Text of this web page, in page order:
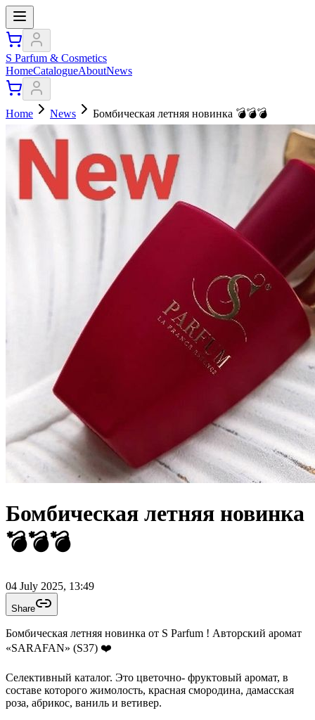
S Parfum & Cosmetics
HomeCatalogueAboutNews
Home News Бомбическая летняя новинка 💣💣💣
Бомбическая летняя новинка
💣💣💣
04 July 2025, 13:49
Share
Бомбическая летняя новинка от S Parfum ! Авторский аромат
«SARAFAN» (S37) ❤️
Селективный каталог. Это цветочно- фруктовый аромат, в
составе которого жимолость, красная смородина, дамасская
роза, абрикос, ваниль и ветивер.